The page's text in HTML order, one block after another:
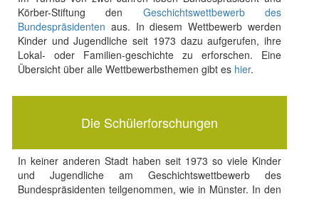
Körber-Stiftung den Geschichtswettbewerb des
Bundespräsidenten aus. In diesem Wettbewerb werden
Kinder und Jugendliche seit 1973 dazu aufgerufen, ihre
Lokal- oder Familien-geschichte zu erforschen. Eine
Übersicht über alle Wettbewerbsthemen gibt es hier.
Die Schülerforschungen
In keiner anderen Stadt haben seit 1973 so viele Kinder
und Jugendliche am Geschichtswettbewerb des
Bundespräsidenten teilgenommen, wie in Münster. In den